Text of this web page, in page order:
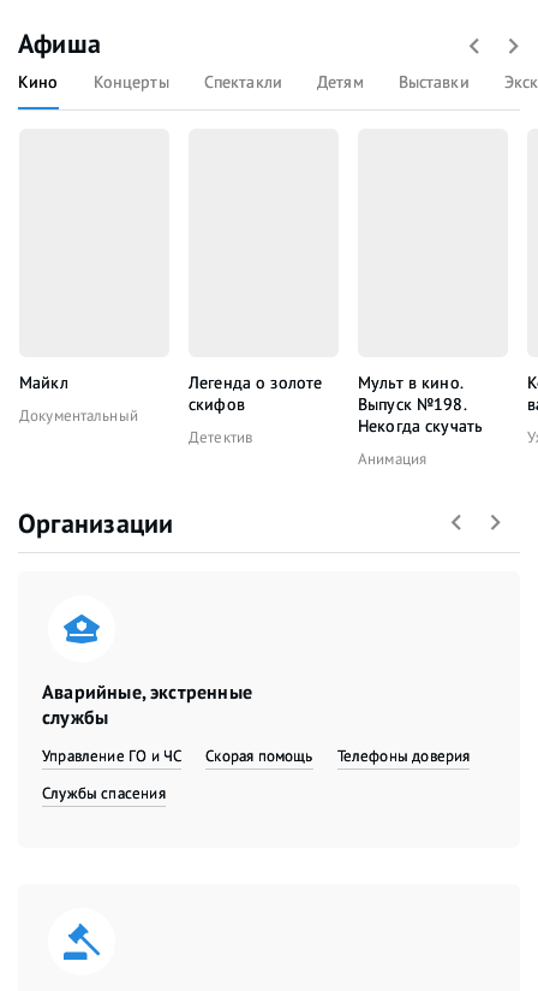
Афиша
Кино Концерты Спектакли Детям Выставки
Майкл
Документальный
Легенда о золоте
скифов
Детектив
Мульт в кино.
Выпуск №198.
Некогда скучать
Анимация
Организации
Аварийные, экстренные
службы
Управление ГО и ЧС Скорая помощь
Телефоны доверия
Службы спасения